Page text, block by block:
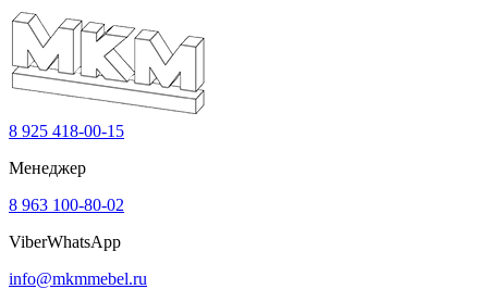
8 925 418-00-15
Менеджер
8 963 100-80-02
ViberWhatsApp
info@mkmmebel.ru